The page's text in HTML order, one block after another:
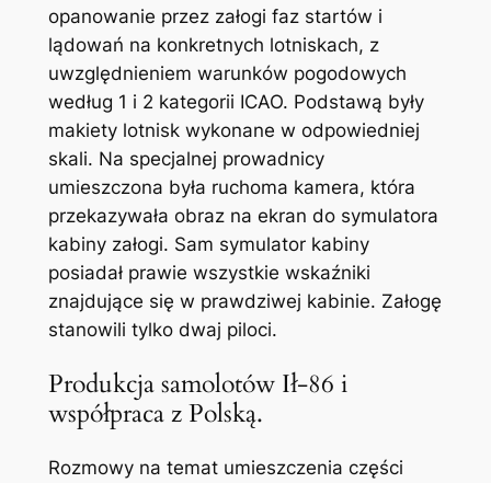
opanowanie przez załogi faz startów i
lądowań na konkretnych lotniskach, z
uwzględnieniem warunków pogodowych
według 1 i 2 kategorii ICAO. Podstawą były
makiety lotnisk wykonane w odpowiedniej
skali. Na specjalnej prowadnicy
umieszczona była ruchoma kamera, która
przekazywała obraz na ekran do symulatora
kabiny załogi. Sam symulator kabiny
posiadał prawie wszystkie wskaźniki
znajdujące się w prawdziwej kabinie. Załogę
stanowili tylko dwaj piloci.
Produkcja samolotów Ił-86 i
współpraca z Polską.
Rozmowy na temat umieszczenia części